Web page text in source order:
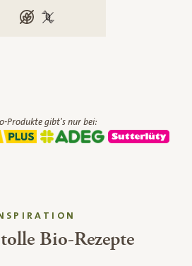
glutenfrei100 % gentechnikfrei
Produkte gibt's nur bei:
Bio-Rezepte